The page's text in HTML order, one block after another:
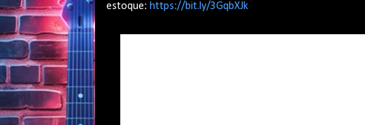
estoque: https://bit.ly/3GqbXJk